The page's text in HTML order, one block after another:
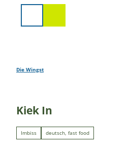
Die Wingst
Kiek In
Imbiss deutsch, fast food